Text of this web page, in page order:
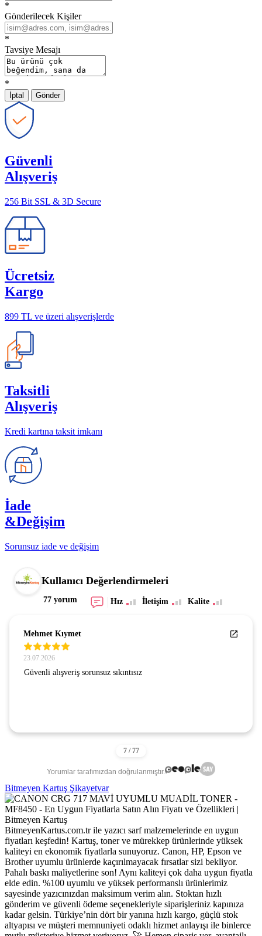
*
Gönderilecek Kişiler
*
Tavsiye Mesajı
*
İptal Gönder
Güvenli
Alışveriş
256 Bit SSL & 3D Secure
Ücretsiz
Kargo
899 TL ve üzeri alışverişlerde
Taksitli
Alışveriş
Kredi kartına taksit imkanı
İade
&Değişim
Sorunsuz iade ve değişim
Kullanıcı Değerlendirmeleri
77 yorum Hız İletişim Kalite
Mehmet Kıymet
23.07.2026
Güvenli alışveriş sorunsuz sıkıntısız
Yorumlar tarafımızdan doğrulanmıştır.
Bitmeyen Kartuş Şikayetvar
BitmeyenKartus.com.tr ile yazıcı sarf malzemelerinde en uygun
fiyatları keşfedin! Kartuş, toner ve mürekkep ürünlerinde yüksek
kaliteyi en ekonomik fiyatlarla sunuyoruz. Canon, HP, Epson ve
Brother uyumlu ürünlerde kaçırılmayacak fırsatlar sizi bekliyor.
Pahalı baskı maliyetlerine son! Aynı kaliteyi çok daha uygun fiyatla
elde edin. %100 uyumlu ve yüksek performanslı ürünlerimiz
sayesinde yazıcınızdan maksimum verim alın. Stoktan hızlı
gönderim ve güvenli ödeme seçenekleriyle siparişleriniz kapınıza
kadar gelsin. Türkiye’nin dört bir yanına hızlı kargo, güçlü stok
altyapısı ve müşteri memnuniyeti odaklı hizmet anlayışı ile binlerce